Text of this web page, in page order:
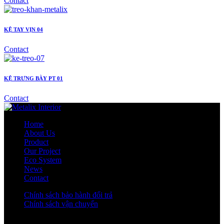
KỆ TAY VỊN 04
Contact
KỆ TRƯNG BÀY PT 01
Contact
Home
About Us
Product
Our Project
Eco System
News
Contact
Chính sách bảo hành đổi trả
Chính sách vận chuyển